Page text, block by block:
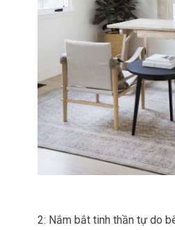
2: Nắm bắt tinh thần tự do